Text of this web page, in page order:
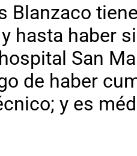
Blanzaco
hasta haber
San
de haber
y es